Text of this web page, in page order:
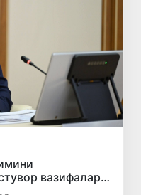
вазифалар